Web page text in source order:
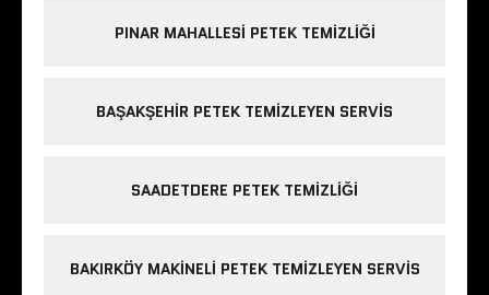
PINAR MAHALLESI PETEK TEMIZLIĞI
BAŞAKŞEHIR PETEK TEMIZLEYEN SERVIS
SAADETDERE PETEK TEMIZLIĞI
BAKIRKÖY MAKINELI PETEK TEMIZLEYEN SERVIS